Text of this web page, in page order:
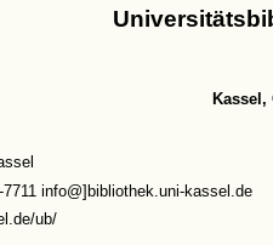
Kassel,
info@]bibliothek.uni-kassel.de
ub/